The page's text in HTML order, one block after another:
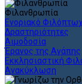
Φιλανθρωπία
Ενοριακό
Δραστηριότητες
Αιμοδοσία
Έρανος της Αγάπης
Εκκλησιαστική
Ανακύκλωση